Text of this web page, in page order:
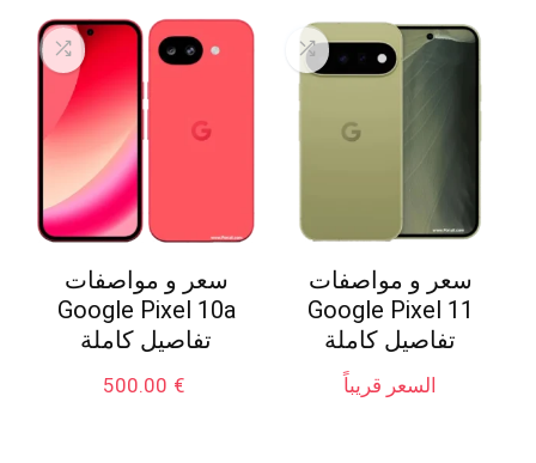
سعر و مواصفات
Google Pixel 11
تفاصيل كاملة
السعر قريباً
سعر و مواصفات
Google Pixel 10a
تفاصيل كاملة
€
500.00